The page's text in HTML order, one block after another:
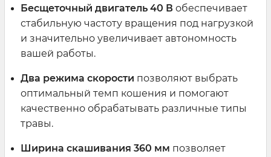
Бесщеточный двигатель 40 В обеспечивает
стабильную частоту вращения под нагрузкой
и значительно увеличивает автономность
вашей работы.
Два режима скорости позволяют выбрать
оптимальный темп кошения и помогают
качественно обрабатывать различные типы
травы.
Ширина скашивания 360 мм позволяет